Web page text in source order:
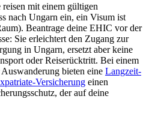
reisen mit einem gültigen
nach Ungarn ein, ein Visum ist
Beantrage deine EHIC vor der
Sie erleichtert den Zugang zur
in Ungarn, ersetzt aber keine
oder Reiserücktritt. Bei einem
bieten eine Langzeit-
Versicherung einen
der auf deine